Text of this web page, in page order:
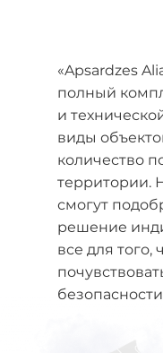
«Apsardzes
полный
и
виды
количество
территории.
смогут
решение
все для